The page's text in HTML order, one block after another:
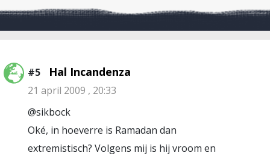
#5 Hal Incandenza
21 april 2009 , 20:33
@sikbock
Oké, in hoeverre is Ramadan dan
extremistisch? Volgens mij is hij vroom en